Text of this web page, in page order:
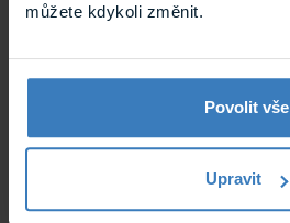
můžete kdykoli změnit.
Povolit vše
Upravit